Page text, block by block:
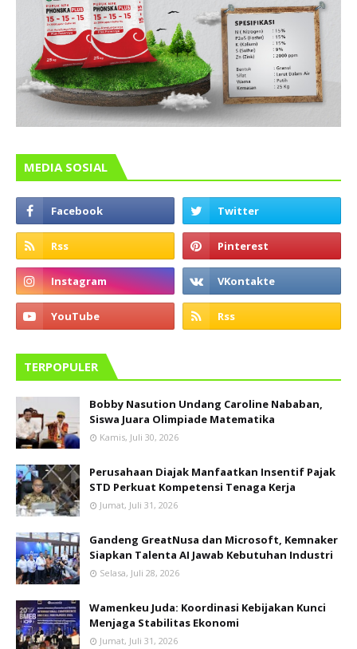
MEDIA SOSIAL
TERPOPULER
Bobby Nasution Undang Caroline Nababan,
Siswa Juara Olimpiade Matematika
Kamis, Juli 30, 2026
Perusahaan Diajak Manfaatkan Insentif Pajak
STD Perkuat Kompetensi Tenaga Kerja
Jumat, Juli 31, 2026
Gandeng GreatNusa dan Microsoft, Kemnaker
Siapkan Talenta AI Jawab Kebutuhan Industri
Selasa, Juli 28, 2026
Wamenkeu Juda: Koordinasi Kebijakan Kunci
Menjaga Stabilitas Ekonomi
Jumat, Juli 31, 2026